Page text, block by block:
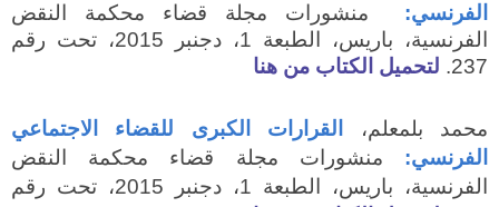
الفرنسي:
منشورات مجلة قضاء محكمة النقض
الفرنسية، باريس، الطبعة 1، دجنبر 2015، تحت رقم
237. لتحميل الكتاب من هنا
محمد بلمعلم،
القرارات الكبرى للقضاء الاجتماعي
الفرنسي:
منشورات مجلة
قضاء محكمة النقض
الفرنسية
، باريس، الطبعة 1، دجنبر 2015، تحت رقم